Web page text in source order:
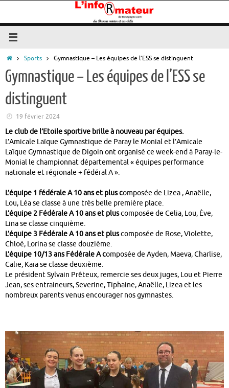
contenu
Accueil
Sports Gymnastique – Les équipes de l’ESS se distinguent
Gymnastique – Les équipes de l’ESS se
distinguent
19 février 2024
Le club de l’Etoile sportive brille à nouveau par équipes.
L’Amicale Laïque Gymnastique de Paray le Monial et l’Amicale
Laïque Gymnastique de Digoin ont organisé ce week-end à Paray-le-
Monial le championnat départemental « équipes performance
nationale et régionale + fédéral A ».
L’équipe 1 fédérale A 10 ans et plus composée de Lizea , Anaëlle,
Lou, Léa se classe à une très belle première place.
L’équipe 2 Fédérale A 10 ans et pluscomposée de Celia, Lou, Ève,
Lina se classe cinquième.
L’équipe 3 Fédérale A 10 ans et pluscomposée de Rose, Violette,
Chloé, Lorina se classe douzième.
L’équipe 10/13 ans Fédérale A composée de Ayden, Maeva, Charlise,
Calie, Kaïa se classe deuxième.
Le président Sylvain Prêteux, remercie ses deux juges, Lou et Pierre
Jean, ses entraineurs, Severine, Tiphaine, Anaëlle, Lizea et les
nombreux parents venus encourager nos gymnastes.